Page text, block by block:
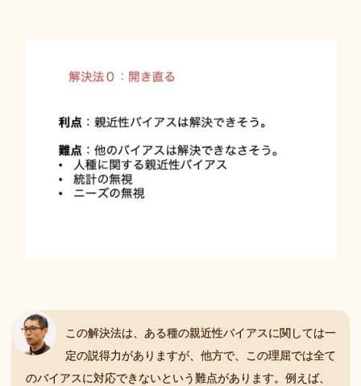
この解決法は、ある種の親近性バイアスに関しては一
定の説得力がありますが、他方で、この理屈では全て
のバイアスに対応できないという難点があります。例えば、